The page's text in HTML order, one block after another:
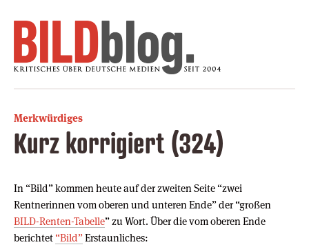
Merkwürdiges
Kurz korrigiert (324)
In “Bild” kommen heute auf der zweiten Seite “zwei
Rentnerinnen vom oberen und unteren Ende” der “großen
BILD-Renten-Tabelle” zu Wort. Über die vom oberen Ende
berichtet “Bild”Erstaunliches: